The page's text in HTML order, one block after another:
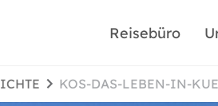
Reisebüro
KOS-DAS-LEBEN-IN-